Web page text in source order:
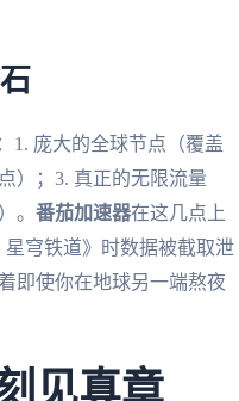
1. 庞大的全球节点（覆盖
）；3. 真正的无限流量
。 番茄加速器在这几点上
穹铁道》时数据被截取泄
即使你在地球另一端熬夜
见真章